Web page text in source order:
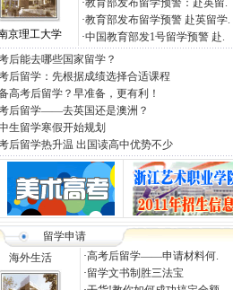
京理工大学
·教育部发布留学预警：赴英留.
·教育部发布留学预警 赴英留学.
·中国教育部发1号留学预警 赴.
后能去哪些国家留学？
后留学：先根据成绩选择合适课程
高考后留学？早准备，更有利！
后留学——去英国还是澳洲？
生留学寒假开始规划
后留学热升温 出国读高中优势不少
留学申请
海外生活
·高考后留学——申请材料何.
·留学文书制胜三法宝